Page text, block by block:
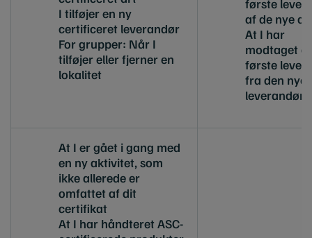
I tilføjer en ny
certificeret leverandør
For grupper: Når I
tilføjer eller fjerner en
lokalitet
første
af de nye
At I har
modtaget
første
fra den nye
leverandør
At I er gået i gang med
en ny aktivitet, som
ikke allerede er
omfattet af dit
certifikat
At I har håndteret ASC-